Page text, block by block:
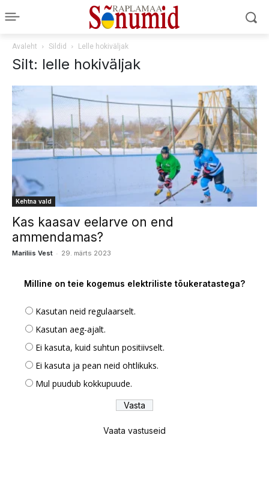
Avaleht Sildid Lelle hokiväljak
Silt: lelle hokiväljak
Kehtna vald
Kas kaasav eelarve on end
ammendamas?
Mariliis Vest - 29. märts 2023
Milline on teie kogemus elektriliste tõukeratastega?
Kasutan neid regulaarselt.
Kasutan aeg-ajalt.
Ei kasuta, kuid suhtun positiivselt.
Ei kasuta ja pean neid ohtlikuks.
Mul puudub kokkupuude.
Vaata vastuseid